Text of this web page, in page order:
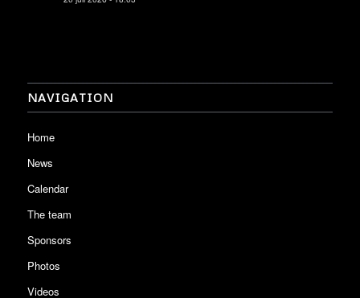
NAVIGATION
Home
News
Calendar
The team
Sponsors
Photos
Videos